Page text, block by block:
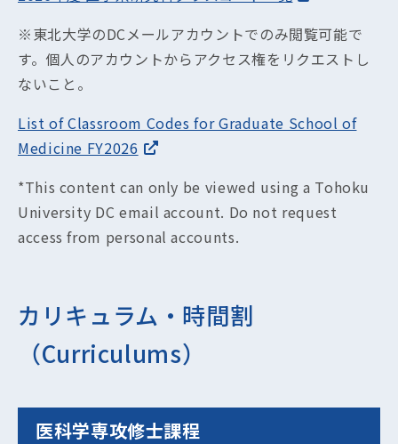
※東北大学のDCメールアカウントでのみ閲覧可能で
す。個人のアカウントからアクセス権をリクエストし
ないこと。
List of Classroom Codes for Graduate School of
Medicine FY2026
*This content can only be viewed using a Tohoku
University DC email account. Do not request
access from personal accounts.
カリキュラム・時間割
（Curriculums）
医科学専攻修士課程